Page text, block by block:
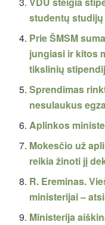
studentų
Prie ŠMSM
jungiasi ir kitos
tikslinių
Sprendimas
nesulaukus
Aplinkos
Mokesčio už
reikia žinoti jį
R. Ereminas.
ministerijai –
Ministerija